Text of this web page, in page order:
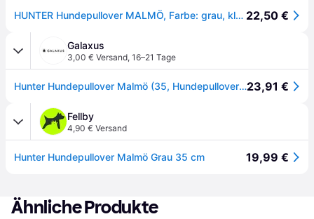
HUNTER Hundepullover MALMÖ, Farbe: grau, klassisches Zopfstrick-Muster, wärmend & bequem, elastisch für optimalen Sitz, reflektierend für mehr Sichtbarkeit, waschbar bei 30°C, Größe: 35 22,50 €
Galaxus
3,00 € Versand, 16–21 Tage
Hunter Hundepullover Malmö (35, Hundepullover), Hundebekleidung23,91 €
Fellby
4,90 € Versand
Hunter Hundepullover Malmö Grau 35 cm 19,99 €
Ähnliche Produkte